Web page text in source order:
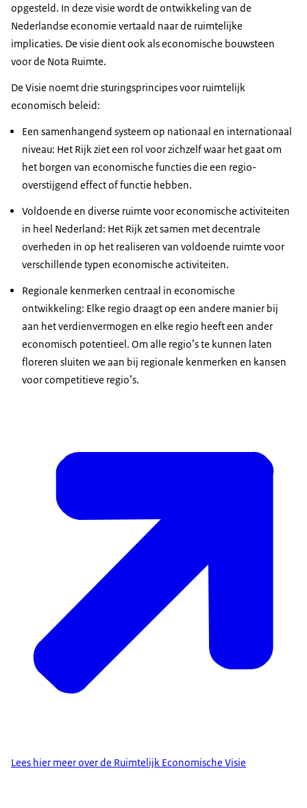
opgesteld. In deze visie wordt de ontwikkeling van de
Nederlandse economie vertaald naar de ruimtelijke
implicaties. De visie dient ook als economische bouwsteen
voor de Nota Ruimte.
De Visie noemt drie sturingsprincipes voor ruimtelijk
economisch beleid:
Een samenhangend systeem op nationaal en internationaal
niveau: Het Rijk ziet een rol voor zichzelf waar het gaat om
het borgen van economische functies die een regio-
overstijgend effect of functie hebben.
Voldoende en diverse ruimte voor economische activiteiten
in heel Nederland: Het Rijk zet samen met decentrale
overheden in op het realiseren van voldoende ruimte voor
verschillende typen economische activiteiten.
Regionale kenmerken centraal in economische
ontwikkeling: Elke regio draagt op een andere manier bij
aan het verdienvermogen en elke regio heeft een ander
economisch potentieel. Om alle regio’s te kunnen laten
floreren sluiten we aan bij regionale kenmerken en kansen
voor competitieve regio’s.
Lees hier meer over de Ruimtelijk Economische Visie